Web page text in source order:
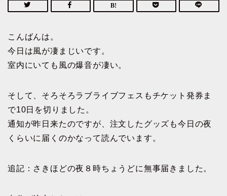
こんばんは。
今日は風が凄まじいです。
室内にいても風の爆音が凄い。
そして、そろそろラブライブフェスもチケット発券ま
で10日を切りました。
通知が昨日来たのですが、注文したグッズも今日の夜
くらいに届くのかなって読んでいます。
追記：さきほどの夜８時ちょうどに無事届きました。